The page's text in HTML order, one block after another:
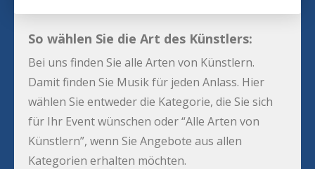
So wählen Sie die Art des Künstlers:
Bei uns finden Sie alle Arten von Künstlern.
Damit finden Sie Musik für jeden Anlass. Hier
wählen Sie entweder die Kategorie, die Sie sich
für Ihr Event wünschen oder “Alle Arten von
Künstlern”, wenn Sie Angebote aus allen
Kategorien erhalten möchten.